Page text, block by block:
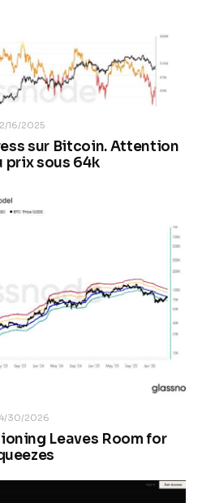
16/2025
sur Bitcoin. Attention
prix sous 64k
30/2026
Leaves Room for